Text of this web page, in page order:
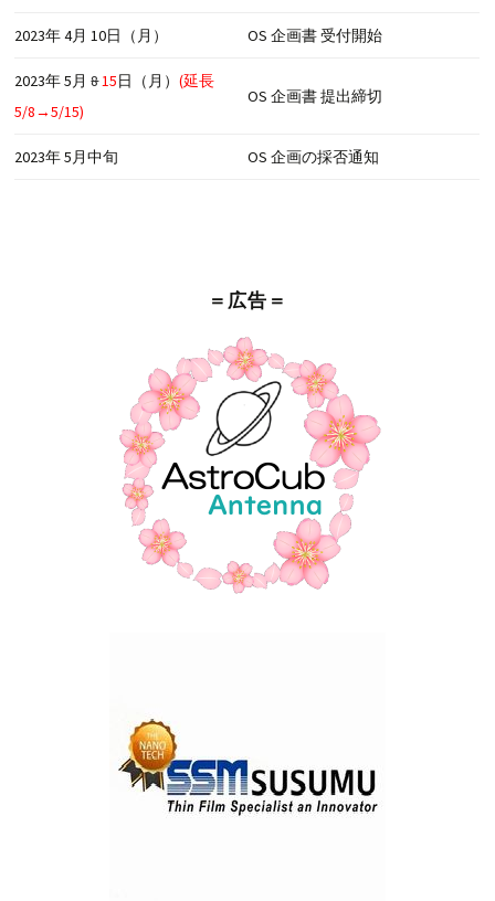
2023年 4月 10日（月） OS 企画書 受付開始
2023年 5月815日（月）(延長
5/8→5/15)
OS 企画書 提出締切
2023年 5月中旬 OS 企画の採否通知
＝広告＝